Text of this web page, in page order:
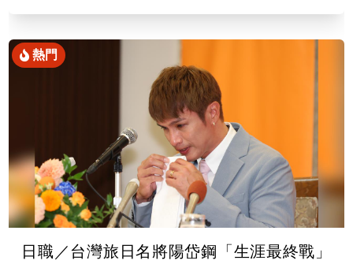
熱門
日職／台灣旅日名將陽岱鋼「生涯最終戰」